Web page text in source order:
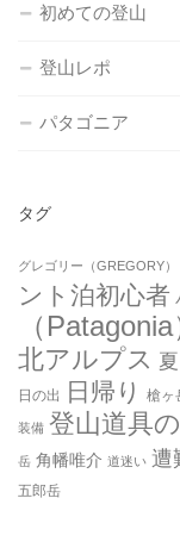
初めての登山
登山レポ
パタゴニア
タグ
グレゴリー（GREGORY）
ント泊初心者
（Patagonia
北アルプス 夏
日の出 日帰り 槍ヶ
装備 登山道具
岳 角幡唯介 道迷い 遭
五郎岳